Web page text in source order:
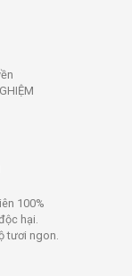
100%
hại.
tươi ngon.